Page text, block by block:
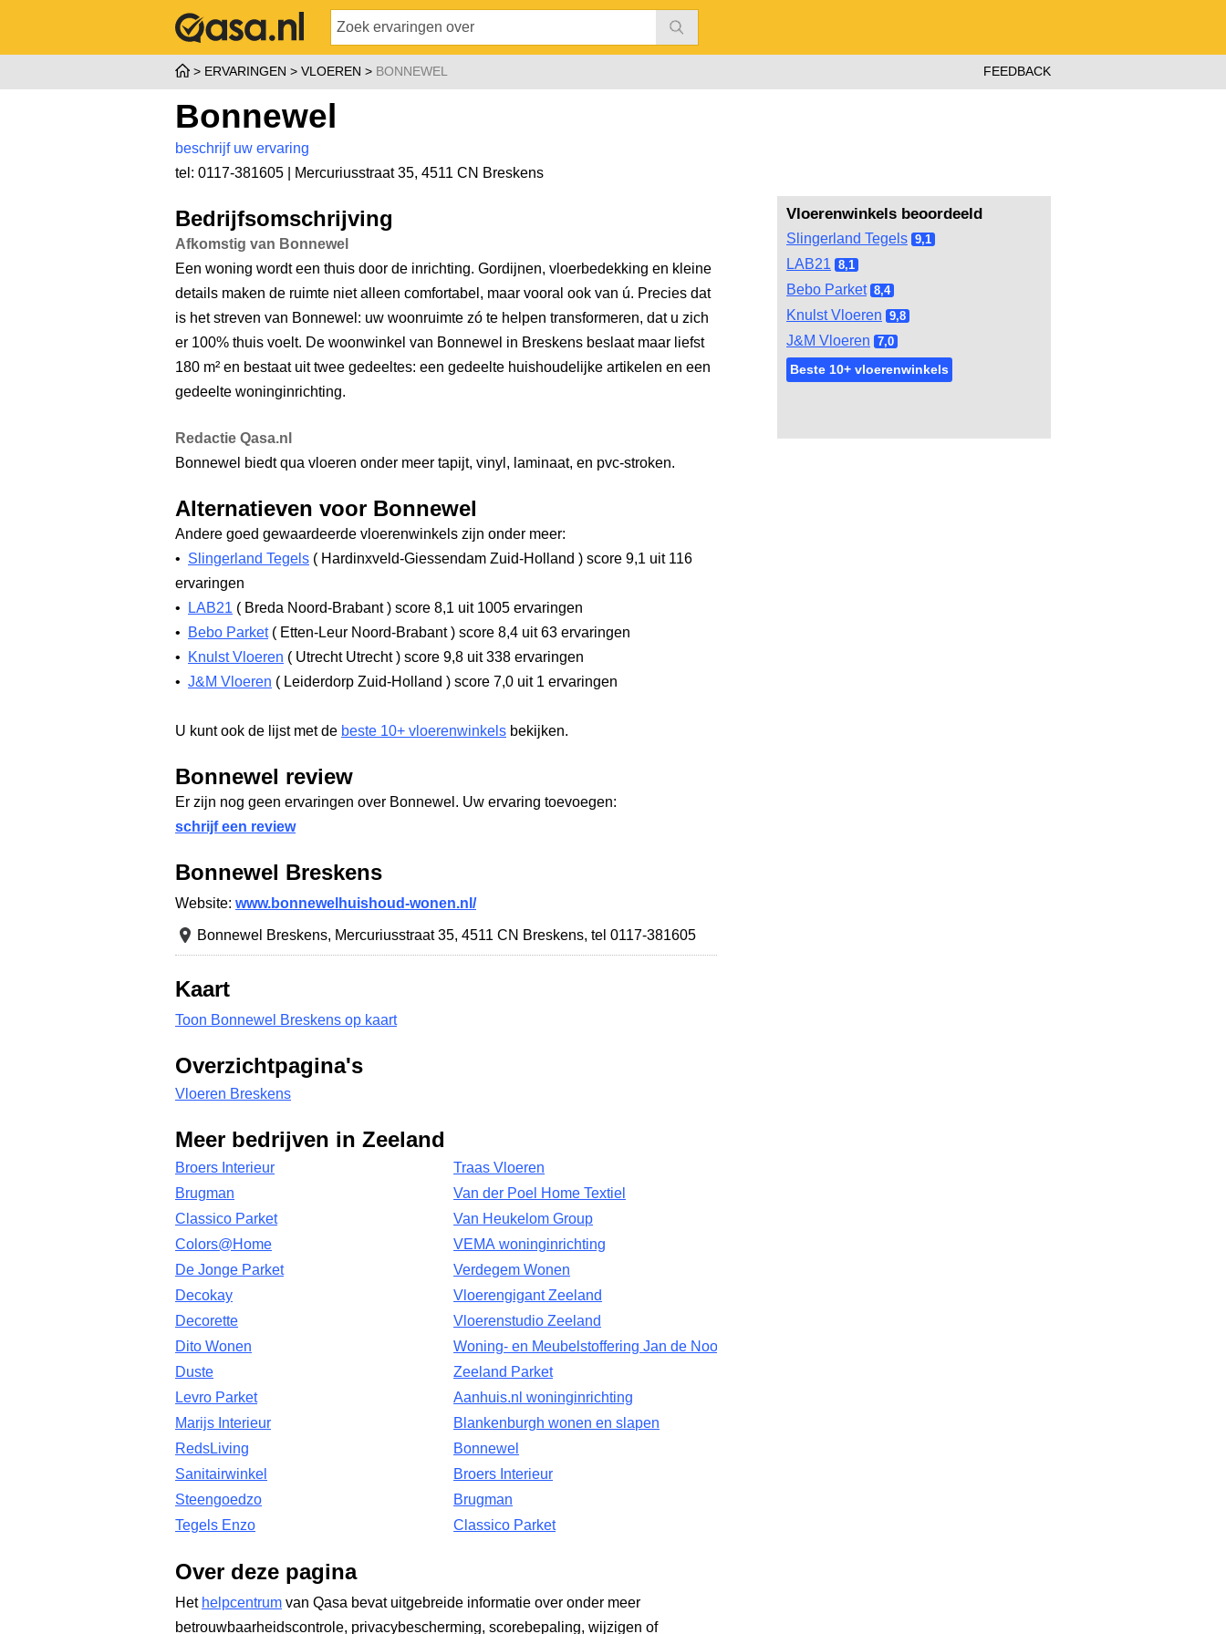
ERVARINGEN VLOEREN BONNEWEL FEEDBACK
Bonnewel
beschrijf uw ervaring
tel: 0117-381605 |
Mercuriusstraat 35, 4511 CN Breskens
Vloerenwinkels beoordeeld
Slingerland Tegels 9,1
LAB21 8,1
Bebo Parket 8,4
Knulst Vloeren 9,8
J&M Vloeren 7,0
Beste 10+ vloerenwinkels
Bedrijfsomschrijving
Afkomstig van Bonnewel
Een woning wordt een thuis door de inrichting. Gordijnen, vloerbedekking en kleine
details maken de ruimte niet alleen comfortabel, maar vooral ook van ú. Precies dat
is het streven van Bonnewel: uw woonruimte zó te helpen transformeren, dat u zich
er 100% thuis voelt. De woonwinkel van Bonnewel in Breskens beslaat maar liefst
180 m² en bestaat uit twee gedeeltes: een gedeelte huishoudelijke artikelen en een
gedeelte woninginrichting.
Redactie Qasa.nl
Bonnewel biedt qua vloeren onder meer tapijt, vinyl, laminaat, en pvc-stroken.
Alternatieven voor Bonnewel
Andere goed gewaardeerde vloerenwinkels zijn onder meer:
• Slingerland Tegels ( Hardinxveld-Giessendam Zuid-Holland ) score 9,1 uit 116
ervaringen
•
LAB21 ( Breda Noord-Brabant) score 8,1 uit 1005 ervaringen
•
Bebo Parket ( Etten-Leur Noord-Brabant) score 8,4 uit 63 ervaringen
•
Knulst Vloeren ( Utrecht Utrecht) score 9,8 uit 338 ervaringen
• J&M Vloeren ( Leiderdorp Zuid-Holland ) score 7,0 uit 1 ervaringen
U kunt ook de lijst met de beste 10+ vloerenwinkels bekijken.
Bonnewel review
Er zijn nog geen ervaringen over Bonnewel. Uw ervaring toevoegen:
schrijf een review
Bonnewel Breskens
Website: www.bonnewelhuishoud-wonen.nl/
Bonnewel Breskens, Mercuriusstraat 35, 4511 CN Breskens, tel 0117-381605
Kaart
Toon Bonnewel Breskens op kaart
Overzichtpagina's
Vloeren Breskens
Meer bedrijven in Zeeland
Broers Interieur
Brugman
Classico Parket
Colors@Home
De Jonge Parket
Decokay
Decorette
Dito Wonen
Duste
Levro Parket
Marijs Interieur
RedsLiving
Sanitairwinkel
Steengoedzo
Tegels Enzo
Traas Vloeren
Van der Poel Home Textiel
Van Heukelom Group
VEMA woninginrichting
Verdegem Wonen
Vloerengigant Zeeland
Vloerenstudio Zeeland
Woning- en Meubelstoffering Jan de Nooijer
Zeeland Parket
Aanhuis.nl woninginrichting
Blankenburgh wonen en slapen
Bonnewel
Broers Interieur
Brugman
Classico Parket
Over deze pagina
Het helpcentrum van Qasa bevat uitgebreide informatie over onder meer
betrouwbaarheidscontrole, privacybescherming, scorebepaling, wijzigen of